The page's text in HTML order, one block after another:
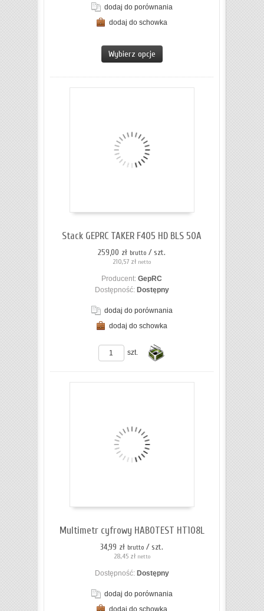
dodaj do porównania
dodaj do schowka
Wybierz opcje
Stack GEPRC TAKER F405 HD BLS 50A
259,00 zł brutto / szt.
210,57 zł netto
Producent: GepRC
Dostępność: Dostępny
dodaj do porównania
dodaj do schowka
szt.
Multimetr cyfrowy HABOTEST HT108L
34,99 zł brutto / szt.
28,45 zł netto
Dostępność: Dostępny
dodaj do porównania